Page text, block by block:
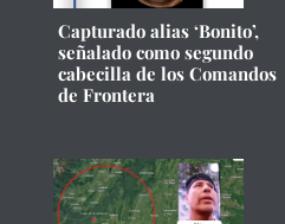
Capturado alias ‘Bonito’,
señalado como segundo
cabecilla de los Comandos
de Frontera